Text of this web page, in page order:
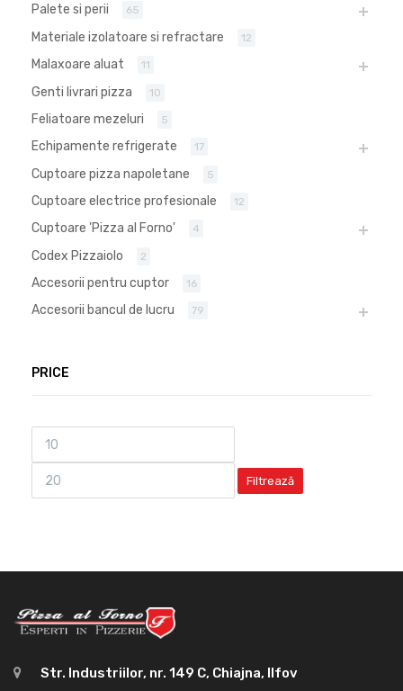
Palete si perii 65
Materiale izolatoare si refractare 12
Malaxoare aluat 11
Genti livrari pizza 10
Feliatoare mezeluri 5
Echipamente refrigerate 17
Cuptoare pizza napoletane 5
Cuptoare electrice profesionale 12
Cuptoare 'Pizza al Forno' 4
Codex Pizzaiolo 2
Accesorii pentru cuptor 16
Accesorii bancul de lucru 79
PRICE
Filtrează
Str. Industriilor, nr. 149 C, Chiajna, Ilfov